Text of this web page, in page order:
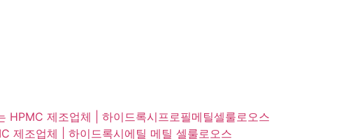
HPMC 제조업체 | 하이드록시프로필메틸셀룰로오스
제조업체 | 하이드록시에틸 메틸 셀룰로오스